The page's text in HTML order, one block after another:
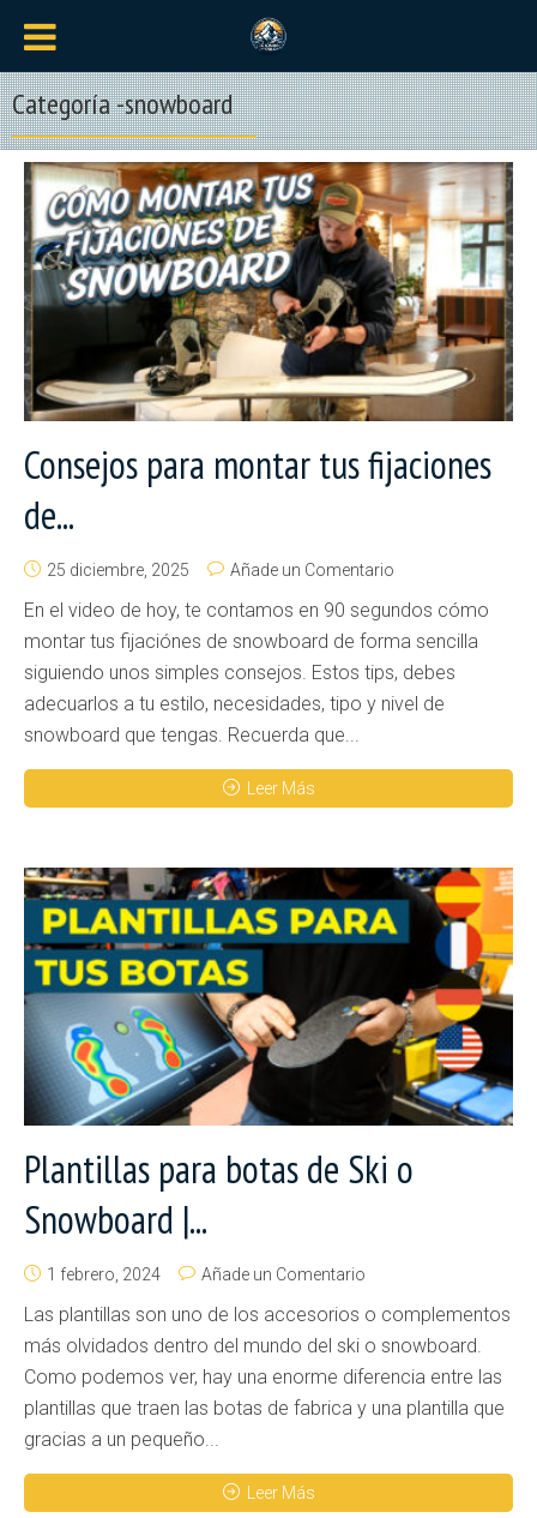
Categoría -snowboard
Consejos para montar tus fijaciones
de...
25 diciembre, 2025 Añade un Comentario
En el video de hoy, te contamos en 90 segundos cómo
montar tus fijaciónes de snowboard de forma sencilla
siguiendo unos simples consejos. Estos tips, debes
adecuarlos a tu estilo, necesidades, tipo y nivel de
snowboard que tengas. Recuerda que...
Leer Más
Plantillas para botas de Ski o
Snowboard |...
1 febrero, 2024 Añade un Comentario
Las plantillas son uno de los accesorios o complementos
más olvidados dentro del mundo del ski o snowboard.
Como podemos ver, hay una enorme diferencia entre las
plantillas que traen las botas de fabrica y una plantilla que
gracias a un pequeño...
Leer Más